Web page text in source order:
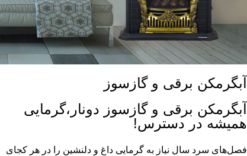
آبگرمکن برقی و گازسوز
آبگرمکن برقی و گازسوز دونار،گرمایی
همیشه در دسترس!
فصل‌های سرد سال نیاز به گرمایی داغ و دلنشین را در هر کجای